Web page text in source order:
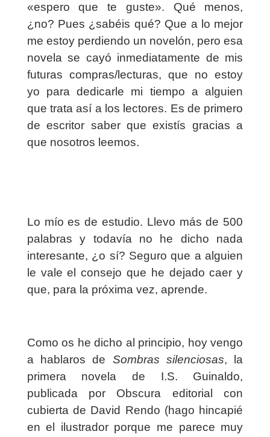
«espero que te guste». Qué menos,
¿no? Pues ¿sabéis qué? Que a lo mejor
me estoy perdiendo un novelón, pero esa
novela se cayó inmediatamente de mis
futuras compras/lecturas, que no estoy
yo para dedicarle mi tiempo a alguien
que trata así a los lectores. Es de primero
de escritor saber que existís gracias a
que nosotros leemos.
Lo mío es de estudio. Llevo más de 500
palabras y todavía no he dicho nada
interesante, ¿o sí? Seguro que a alguien
le vale el consejo que he dejado caer y
que, para la próxima vez, aprende.
Como os he dicho al principio, hoy vengo
a hablaros de Sombras silenciosas, la
primera novela de I.S. Guinaldo,
publicada por Obscura editorial con
cubierta de David Rendo (hago hincapié
en el ilustrador porque me parece muy